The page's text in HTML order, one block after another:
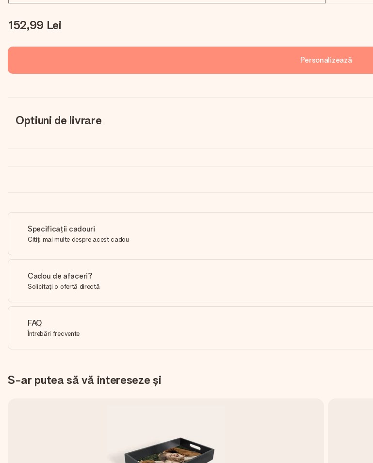
152,99 Lei
Personalizează
Optiuni de livrare
Specificații cadouri
Citiți mai multe despre acest cadou
Cadou de afaceri?
Solicitați o ofertă directă
FAQ
Întrebări frecvente
S-ar putea să vă intereseze și